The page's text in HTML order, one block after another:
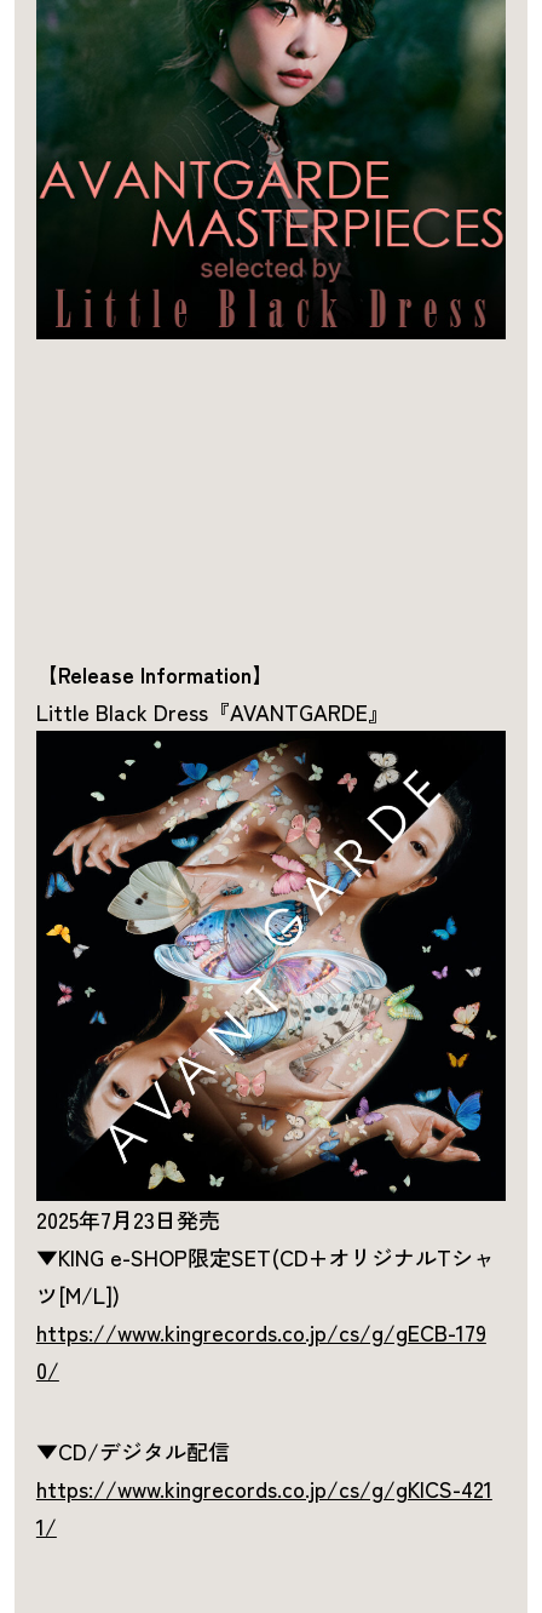
【Release Information】
Little Black Dress『AVANTGARDE』
2025年7月23日発売
▼KING e-SHOP限定SET(CD+オリジナルTシャ
ツ[M/L])
https://www.kingrecords.co.jp/cs/g/gECB-179
0/
▼CD/デジタル配信
https://www.kingrecords.co.jp/cs/g/gKICS-421
1/